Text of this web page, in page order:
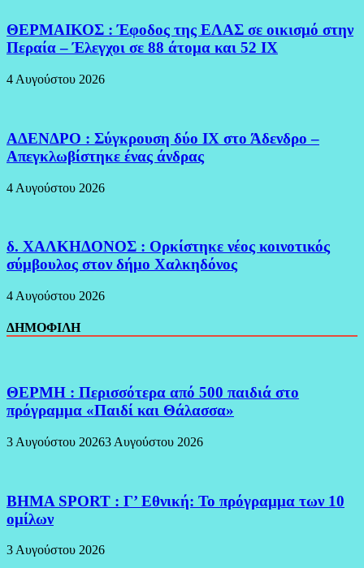
ΘΕΡΜΑΙΚΟΣ : Έφοδος της ΕΛΑΣ σε οικισμό στην
Περαία – Έλεγχοι σε 88 άτομα και 52 ΙΧ
4 Αυγούστου 2026
ΑΔΕΝΔΡΟ : Σύγκρουση δύο ΙΧ στο Άδενδρο –
Απεγκλωβίστηκε ένας άνδρας
4 Αυγούστου 2026
δ. ΧΑΛΚΗΔΟΝΟΣ : Ορκίστηκε νέος κοινοτικός
σύμβουλος στον δήμο Χαλκηδόνος
4 Αυγούστου 2026
ΔΗΜΟΦΙΛΗ
ΘΕΡΜΗ : Περισσότερα από 500 παιδιά στο
πρόγραμμα «Παιδί και Θάλασσα»
3 Αυγούστου 20263 Αυγούστου 2026
BHMA SPORT : Γ’ Εθνική: Το πρόγραμμα των 10
ομίλων
3 Αυγούστου 2026